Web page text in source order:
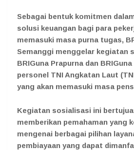
Sebagai bentuk komitmen
solusi keuangan bagi para
memasuki masa purna tugas,
Semanggi menggelar kegiatan
BRIGuna Prapurna dan
personel TNI Angkatan Laut
yang akan memasuki masa
Kegiatan sosialisasi ini
memberikan pemahaman yang
mengenai berbagai pilihan
pembiayaan yang dapat